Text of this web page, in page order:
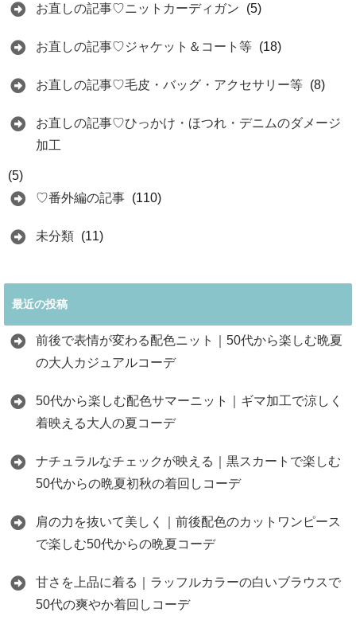
お直しの記事♡ニットカーディガン (5)
お直しの記事♡ジャケット＆コート等 (18)
お直しの記事♡毛皮・バッグ・アクセサリー等 (8)
お直しの記事♡ひっかけ・ほつれ・デニムのダメージ
加工
(5)
♡番外編の記事 (110)
未分類 (11)
最近の投稿
前後で表情が変わる配色ニット｜50代から楽しむ晩夏
の大人カジュアルコーデ
50代から楽しむ配色サマーニット｜ギマ加工で涼しく
着映える大人の夏コーデ
ナチュラルなチェックが映える｜黒スカートで楽しむ
50代からの晩夏初秋の着回しコーデ
肩の力を抜いて美しく｜前後配色のカットワンピース
で楽しむ50代からの晩夏コーデ
甘さを上品に着る｜ラッフルカラーの白いブラウスで
50代の爽やか着回しコーデ